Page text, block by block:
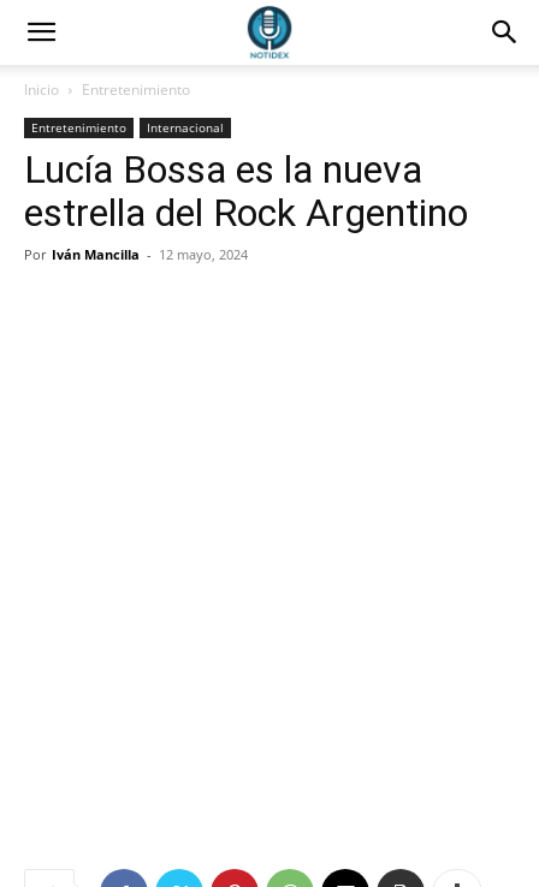
Inicio Entretenimiento
Entretenimiento Internacional
Lucía Bossa es la nueva
estrella del Rock Argentino
Por Iván Mancilla - 12 mayo, 2024